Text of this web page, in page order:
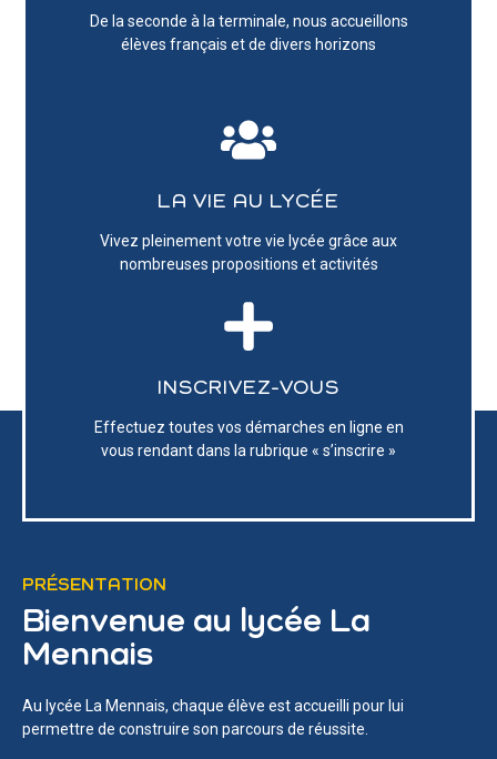
De la seconde à la terminale, nous accueillons
élèves français et de divers horizons
LA VIE AU LYCÉE
Vivez pleinement votre vie lycée grâce aux
nombreuses propositions et activités
INSCRIVEZ-VOUS
Effectuez toutes vos démarches en ligne en
vous rendant dans la rubrique « s’inscrire »
PRÉSENTATION
Bienvenue au lycée La
Mennais
Au lycée La Mennais, chaque élève est accueilli pour lui
permettre de construire son parcours de réussite.